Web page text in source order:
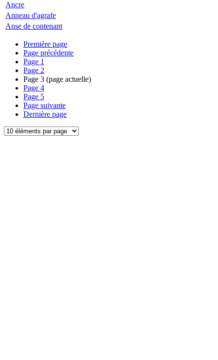
Ancre
Anneau d'agrafe
Anse de contenant
Première page
Page précédente
Page 1
Page 2
Page 3 (page actuelle)
Page 4
Page 5
Page suivante
Dernière page